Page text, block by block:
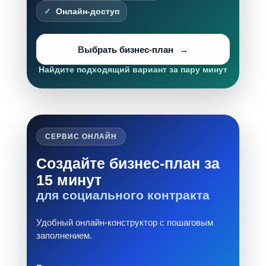
Онлайн-доступ
Выбрать бизнес-план
Найдите подходящий вариант за пару минут
СЕРВИС ОНЛАЙН
Создайте бизнес-план за
15 минут
для социального контракта
Удобный онлайн-конструктор с пошаговым
заполнением.